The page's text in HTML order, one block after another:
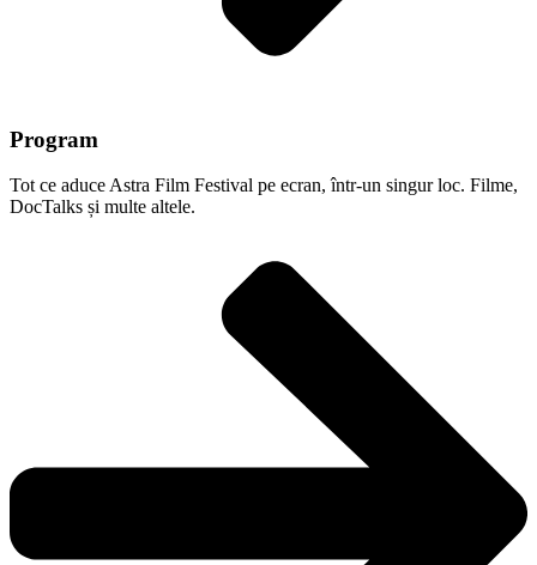
Program
Tot ce aduce Astra Film Festival pe ecran, într-un singur loc. Filme,
DocTalks și multe altele.